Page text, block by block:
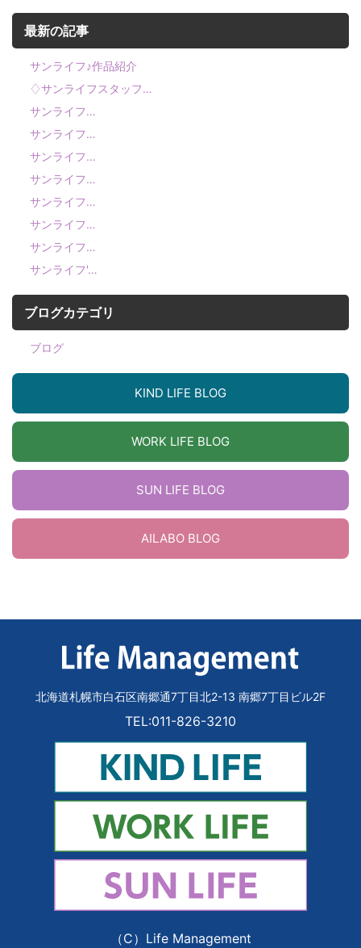
最新の記事
サンライフ♪作品紹介
♢サンライフスタッフ…
サンライフ…
サンライフ…
サンライフ…
サンライフ…
サンライフ…
サンライフ…
サンライフ…
サンライフ'…
ブログカテゴリ
ブログ
KIND LIFE BLOG
WORK LIFE BLOG
SUN LIFE BLOG
AILABO BLOG
北海道札幌市白石区南郷通7丁目北2-13 南郷7丁目ビル2F
TEL:011-826-3210
（C）Life Management